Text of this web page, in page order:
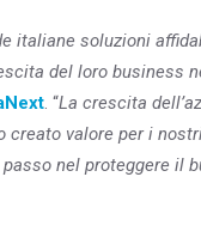
italiane soluzioni
del loro business
. “La crescita
creato valore per i
nel proteggere il